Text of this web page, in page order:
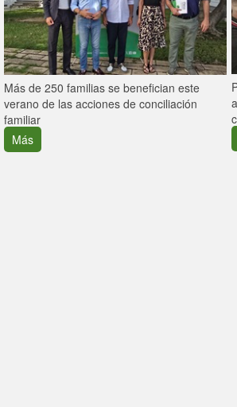
Más de 250 familias se benefician este
verano de las acciones de conciliación
familiar
Más